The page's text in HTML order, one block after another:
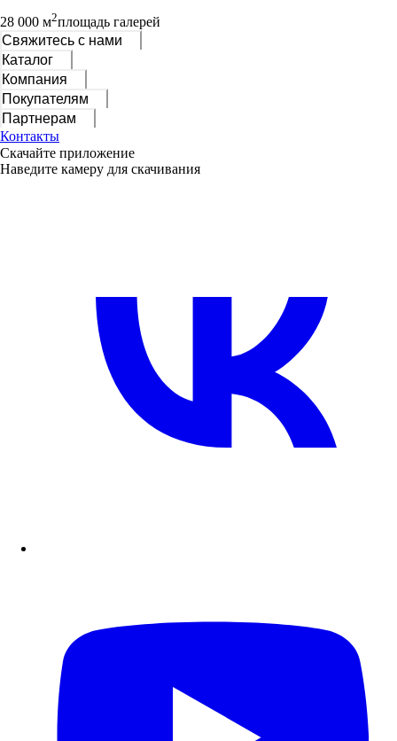
28 000 м2площадь галерей
Свяжитесь с нами
Каталог
Компания
Покупателям
Партнерам
Контакты
Скачайте приложение
Наведите камеру для скачивания